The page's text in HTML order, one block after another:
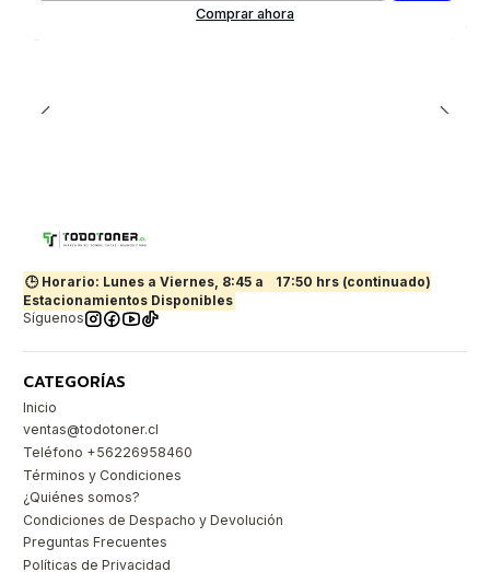
Comprar ahora
🕒 Horario: Lunes a Viernes, 8:45 a
17:50 hrs (continuado)
Estacionamientos Disponibles
Síguenos
CATEGORÍAS
Inicio
ventas@todotoner.cl
Teléfono +56226958460
Términos y Condiciones
¿Quiénes somos?
Condiciones de Despacho y Devolución
Preguntas Frecuentes
Políticas de Privacidad